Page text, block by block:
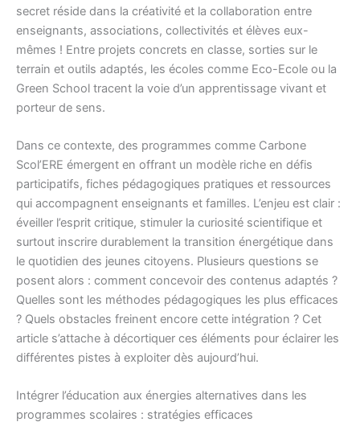
secret réside dans la créativité et la collaboration entre
enseignants, associations, collectivités et élèves eux-
mêmes ! Entre projets concrets en classe, sorties sur le
terrain et outils adaptés, les écoles comme Eco-Ecole ou la
Green School tracent la voie d’un apprentissage vivant et
porteur de sens.
Dans ce contexte, des programmes comme Carbone
Scol’ERE émergent en offrant un modèle riche en défis
participatifs, fiches pédagogiques pratiques et ressources
qui accompagnent enseignants et familles. L’enjeu est clair :
éveiller l’esprit critique, stimuler la curiosité scientifique et
surtout inscrire durablement la transition énergétique dans
le quotidien des jeunes citoyens. Plusieurs questions se
posent alors : comment concevoir des contenus adaptés ?
Quelles sont les méthodes pédagogiques les plus efficaces
? Quels obstacles freinent encore cette intégration ? Cet
article s’attache à décortiquer ces éléments pour éclairer les
différentes pistes à exploiter dès aujourd’hui.
Intégrer l’éducation aux énergies alternatives dans les
programmes scolaires : stratégies efficaces